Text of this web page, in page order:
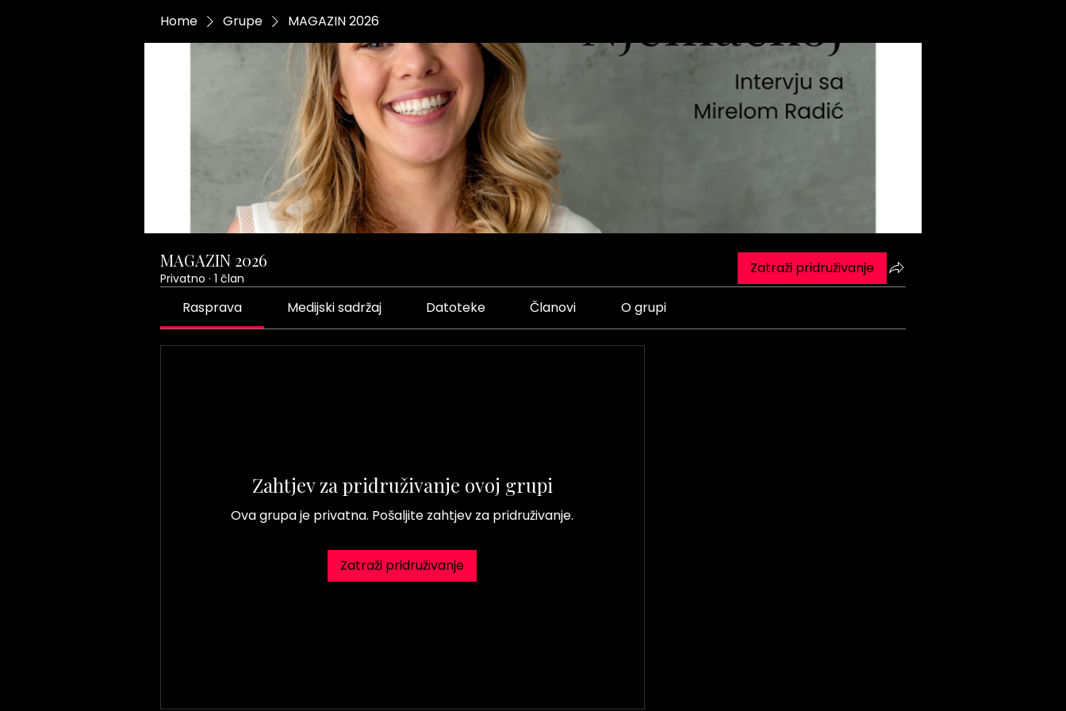
Home Grupe MAGAZIN 2026
MAGAZIN 2026
Privatno · 1 član
Zatraži pridruživanje
Rasprava Medijski sadržaj Datoteke Članovi O grupi
Zahtjev za pridruživanje ovoj grupi
Ova grupa je privatna. Pošaljite zahtjev za pridruživanje.
Zatraži pridruživanje